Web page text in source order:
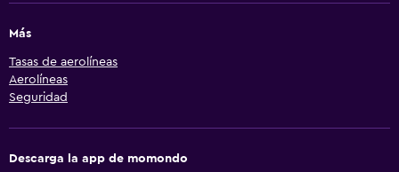
Más
Tasas de aerolíneas
Aerolíneas
Seguridad
Descarga la app de momondo